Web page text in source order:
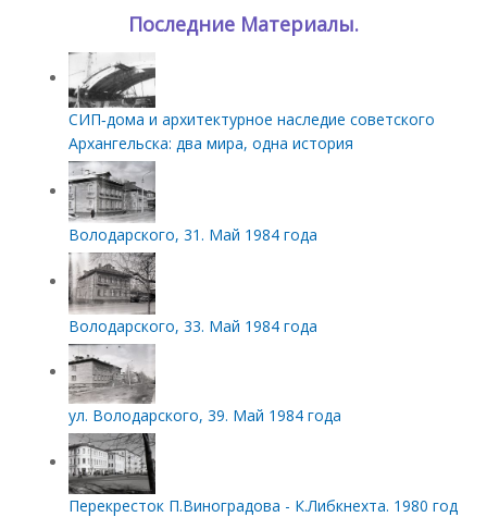
Последние Материалы.
СИП‑дома и архитектурное наследие советского
Архангельска: два мира, одна история
Володарского, 31. Май 1984 года
Володарского, 33. Май 1984 года
ул. Володарского, 39. Май 1984 года
Перекресток П.Виноградова - К.Либкнехта. 1980 год